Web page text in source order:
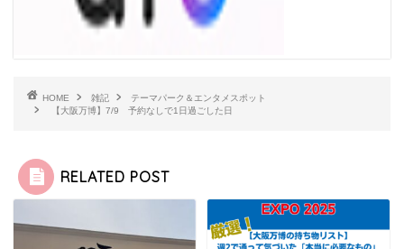
HOME 雑記
テーマパーク＆エンタメスポット
【大阪万博】7/9 予約なしで1日過ごした日
RELATED POST